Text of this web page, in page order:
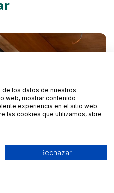
Más ubicaciones
Carpintería y
de los datos de nuestros
web, mostrar contenido
experiencia en el sitio web.
las cookies que utilizamos, abre
Rechazar